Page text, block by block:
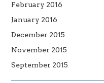
February 2016
January 2016
December 2015
November 2015
September 2015